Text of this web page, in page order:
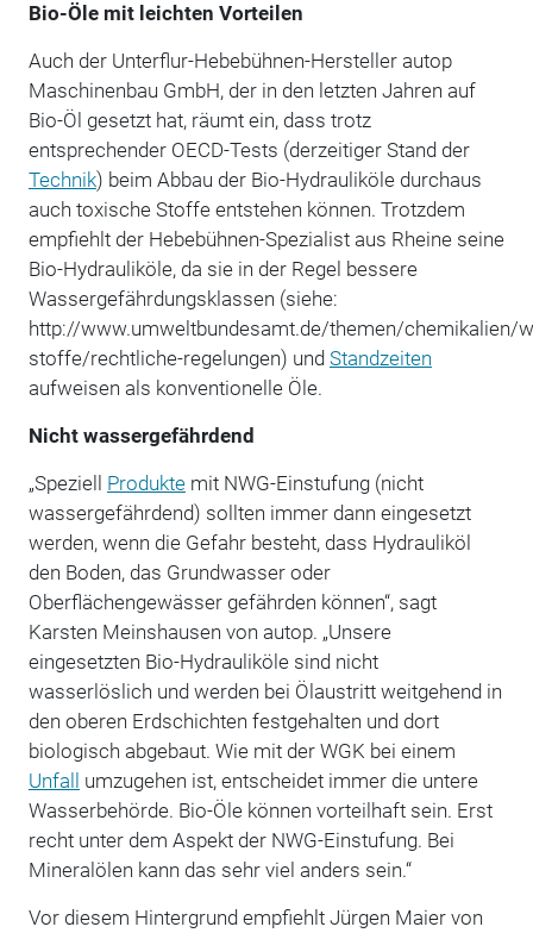
Bio-Öle mit leichten Vorteilen
Auch der Unterflur-Hebebühnen-Hersteller autop
Maschinenbau GmbH, der in den letzten Jahren auf
Bio-Öl gesetzt hat, räumt ein, dass trotz
entsprechender OECD-Tests (derzeitiger Stand der
Technik) beim Abbau der Bio-Hydrauliköle durchaus
auch toxische Stoffe entstehen können. Trotzdem
empfiehlt der Hebebühnen-Spezialist aus Rheine seine
Bio-Hydrauliköle, da sie in der Regel bessere
Wassergefährdungsklassen (siehe:
http://www.umweltbundesamt.de/themen/chemikalien/
stoffe/rechtliche-regelungen) und Standzeiten
aufweisen als konventionelle Öle.
Nicht wassergefährdend
„Speziell Produktemit NWG-Einstufung (nicht
wassergefährdend) sollten immer dann eingesetzt
werden, wenn die Gefahr besteht, dass Hydrauliköl
den Boden, das Grundwasser oder
Oberflächengewässer gefährden können“, sagt
Karsten Meinshausen von autop. „Unsere
eingesetzten Bio-Hydrauliköle sind nicht
wasserlöslich und werden bei Ölaustritt weitgehend in
den oberen Erdschichten festgehalten und dort
biologisch abgebaut. Wie mit der WGK bei einem
Unfall umzugehen ist, entscheidet immer die untere
Wasserbehörde. Bio-Öle können vorteilhaft sein. Erst
recht unter dem Aspekt der NWG-Einstufung. Bei
Mineralölen kann das sehr viel anders sein.“
Vor diesem Hintergrund empfiehlt Jürgen Maier von